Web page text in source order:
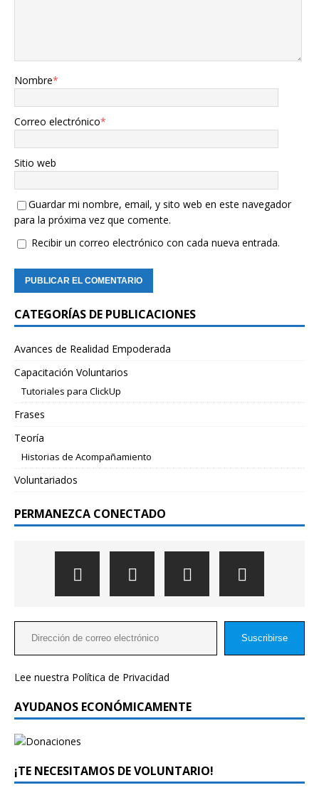
Nombre*
Correo electrónico*
Sitio web
Guardar mi nombre, email, y sito web en este navegador
para la próxima vez que comente.
Recibir un correo electrónico con cada nueva entrada.
CATEGORÍAS DE PUBLICACIONES
Avances de Realidad Empoderada
Capacitación Voluntarios
Tutoriales para ClickUp
Frases
Teoría
Historias de Acompañamiento
Voluntariados
PERMANEZCA CONECTADO
Suscribirse
Lee nuestra Política de Privacidad
AYUDANOS ECONÓMICAMENTE
¡TE NECESITAMOS DE VOLUNTARIO!